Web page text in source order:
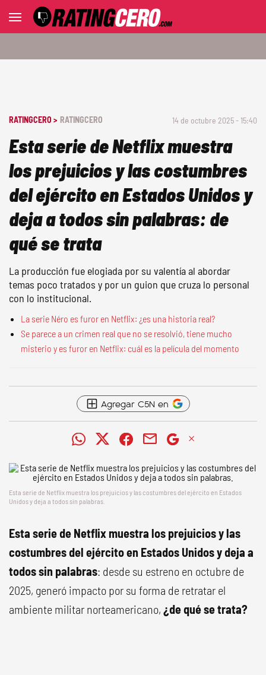
RATINGCERO > RATINGCERO 14 de octubre 2025 - 15:40
Esta serie de Netflix muestra
los prejuicios y las costumbres
del ejército en Estados Unidos y
deja a todos sin palabras: de
qué se trata
La producción fue elogiada por su valentía al abordar
temas poco tratados y por un guion que cruza lo personal
con lo institucional.
La serie Néro es furor en Netflix: ¿es una historia real?
Se parece a un crimen real que no se resolvió, tiene mucho
misterio y es furor en Netflix: cuál es la película del momento
Agregar C5N en
Esta serie de Netflix muestra los prejuicios y las costumbres del ejército en Estados
Unidos y deja a todos sin palabras.
Esta serie de Netflix muestra los prejuicios y las
costumbres del ejército en Estados Unidos y deja a
todos sin palabras: desde su estreno en octubre de
2025, generó impacto por su forma de retratar el
ambiente militar norteamericano, ¿de qué se trata?